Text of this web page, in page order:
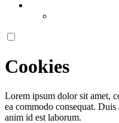
Cookies
Lorem ipsum dolor sit amet,
ea commodo consequat.
anim id est laborum.